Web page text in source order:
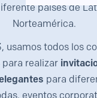
países de
Norteamérica.
usamos todos los
realizar
para
eventos